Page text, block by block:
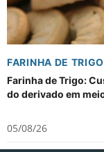
FARINHA DE TRIGO
Farinha de Trigo:
do derivado em
05/08/26